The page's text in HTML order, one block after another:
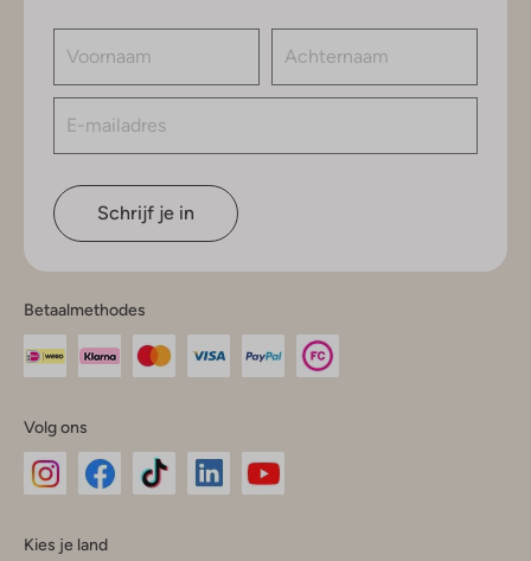
Schrijf je in
Betaalmethodes
Volg ons
Kies je land